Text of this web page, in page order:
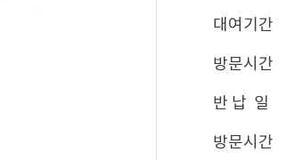
대여기간
방문시간
반 납 일
방문시간